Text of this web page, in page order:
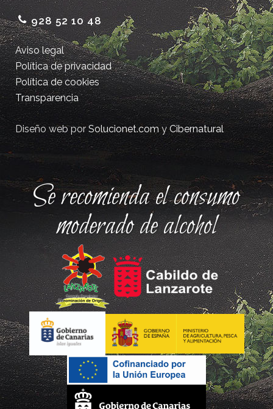
928 52 10 48
Aviso legal
Política de privacidad
Política de cookies
Transparencia
Diseño web porSolucionet.comyCibernatural
Se recomienda el consumo
moderado de alcohol